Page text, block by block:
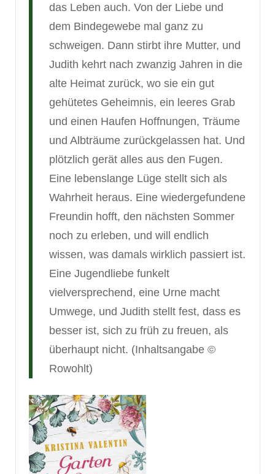
das Leben auch. Von der Liebe und
dem Bindegewebe mal ganz zu
schweigen. Dann stirbt ihre Mutter, und
Judith kehrt nach zwanzig Jahren in die
alte Heimat zurück, wo sie ein gut
gehütetes Geheimnis, ein leeres Grab
und einen Haufen Hoffnungen, Träume
und Albträume zurückgelassen hat. Und
plötzlich gerät alles aus den Fugen.
Eine lebenslange Lüge stellt sich als
Wahrheit heraus. Eine wiedergefundene
Freundin hofft, den nächsten Sommer
noch zu erleben, und will endlich
wissen, was damals wirklich passiert ist.
Eine Jugendliebe funkelt
vielversprechend, eine Urne macht
Umwege, und Judith stellt fest, dass es
besser ist, sich zu früh zu freuen, als
überhaupt nicht. (Inhaltsangabe ©
Rowohlt)